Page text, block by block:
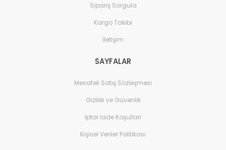
Sipariş Sorgula
Kargo Takibi
İletişim
SAYFALAR
Mesafeli Satış Sözleşmesi
Gizlilik ve Güvenlik
İptal İade Koşullari
Kişisel Veriler Politikası